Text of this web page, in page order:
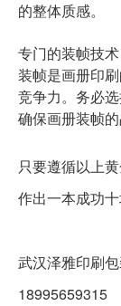
的整体质感。
专门的装帧技术
装帧是画册印
竞争力。务必
确保画册装帧的
只要遵循以上
作出一本成功十
武汉泽雅印刷
18995659315